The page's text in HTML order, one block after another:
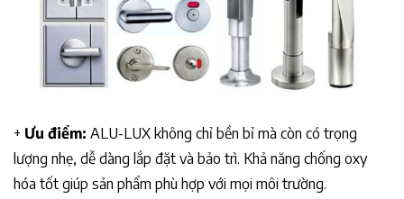
+ Ưu điểm: ALU-LUX không chỉ bền bỉ mà còn có trọng
lượng nhẹ, dễ dàng lắp đặt và bảo trì. Khả năng chống oxy
hóa tốt giúp sản phẩm phù hợp với mọi môi trường.